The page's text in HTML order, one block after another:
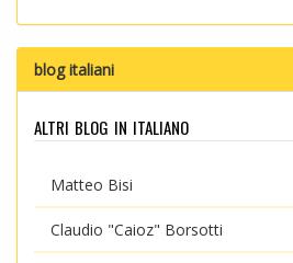
blog italiani
altri blog in italiano
Matteo Bisi
Claudio "Caioz" Borsotti